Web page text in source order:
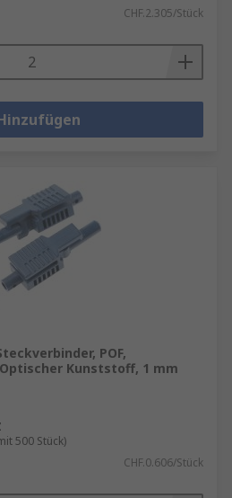
CHF.2.305/Stück
POF,
Kunststoff, 1 mm
500 Stück)
CHF.0.606/Stück